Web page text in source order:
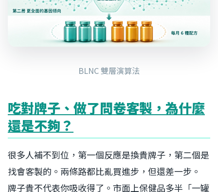
BLNC 雙層演算法
吃對牌子、做了問卷客製，為什麼
還是不夠？
很多人補不到位，第一個反應是換貴牌子，第二個是
找會客製的。兩條路都比亂買進步，但還差一步。
牌子貴不代表你吸收得了。市面上保健品多半「一罐